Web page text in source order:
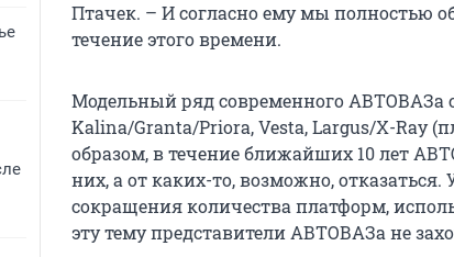
Птачек. – И согласно ему мы полностью
течение этого времени.
Модельный ряд современного АВТОВАЗа
Kalina/Granta/Priora, Vesta, Largus/X-Ray
образом, в течение ближайших 10 лет
них, а от каких-то, возможно,
сокращения количества платформ,
эту тему представители АВТОВАЗа не